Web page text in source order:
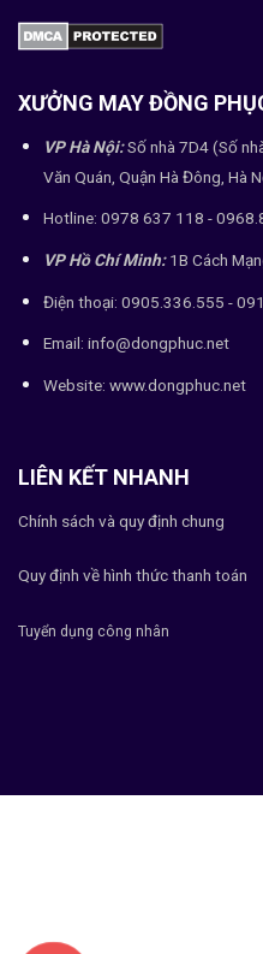
XƯỞNG MAY ĐỒNG
VP Hà Nội:Số nhà 7D4 (Số
Văn Quán, Quận Hà Đông, Hà
Hotline: 0978 637 118 -
VP Hồ Chí Minh:1B Cách
Điện thoại: 0905.336.555 -
Email: info@dongphuc.net
Website: www.dongphuc.net
LIÊN KẾT NHANH
Chính sách và quy định chung
Quy định về hình thức thanh toán
Tuyển dụng công nhân